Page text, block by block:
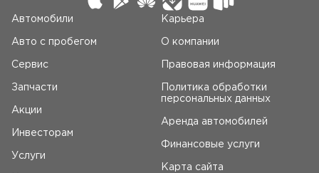
Автомобили
Авто c пробегом
Сервис
Запчасти
Акции
Инвесторам
Услуги
Карьера
О компании
Правовая информация
Политика обработки
персональных данных
Аренда автомобилей
Финансовые услуги
Карта сайта